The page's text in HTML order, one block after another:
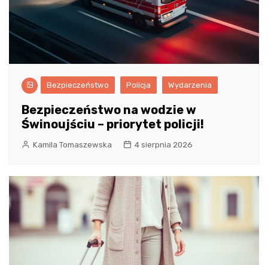
Bezpieczeństwo Policja Wydarzenia
Bezpieczeństwo na wodzie w
Świnoujściu – priorytet policji!
Kamila Tomaszewska 4 sierpnia 2026